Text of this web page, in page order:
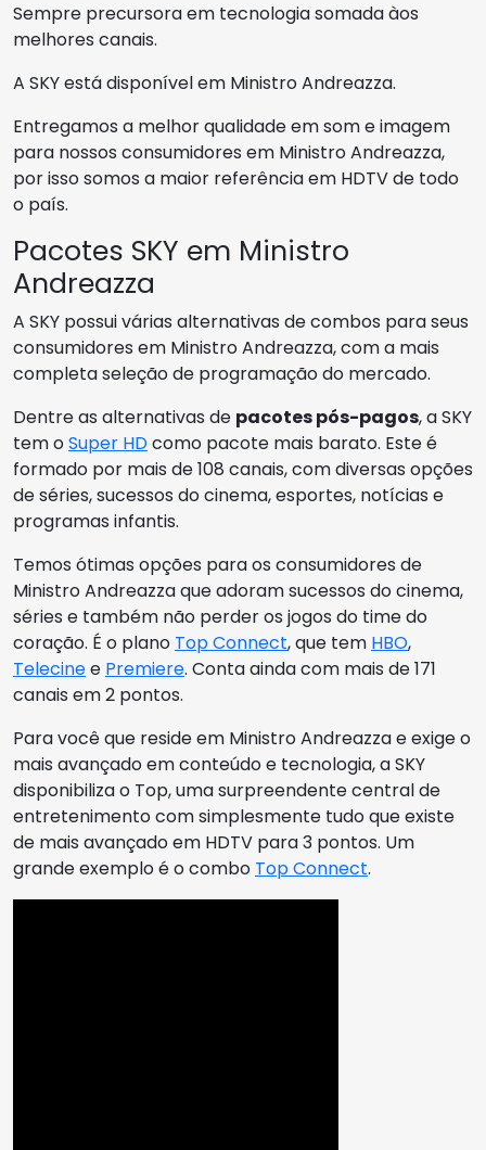
Sempre precursora em tecnologia somada àos
melhores canais.
A SKY está disponível em Ministro Andreazza.
Entregamos a melhor qualidade em som e imagem
para nossos consumidores em Ministro Andreazza,
por isso somos a maior referência em HDTV de todo
o país.
Pacotes SKY em Ministro
Andreazza
A SKY possui várias alternativas de combos para seus
consumidores em Ministro Andreazza, com a mais
completa seleção de programação do mercado.
Dentre as alternativas de pacotes pós-pagos, a SKY
tem oSuper HDcomo pacote mais barato. Este é
formado por mais de 108 canais, com diversas opções
de séries, sucessos do cinema, esportes, notícias e
programas infantis.
Temos ótimas opções para os consumidores de
Ministro Andreazza que adoram sucessos do cinema,
séries e também não perder os jogos do time do
coração. É o plano Top Connect, que tem HBO,
Telecinee Premiere. Conta ainda com mais de 171
canais em 2 pontos.
Para você que reside em Ministro Andreazza e exige o
mais avançado em conteúdo e tecnologia, a SKY
disponibiliza o Top, uma surpreendente central de
entretenimento com simplesmente tudo que existe
de mais avançado em HDTV para 3 pontos. Um
grande exemplo é o combo Top Connect.